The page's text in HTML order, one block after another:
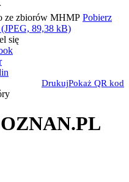
Pobierz
(JPEG, 89,38 kB)
się
DrukujPokaż QR kod